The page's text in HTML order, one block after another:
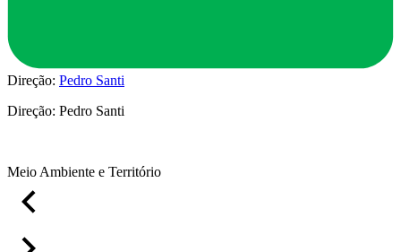
Direção: Pedro Santi
Direção: Pedro Santi
Meio Ambiente e Território